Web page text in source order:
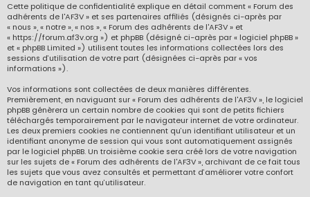
Cette politique de confidentialité explique en détail comment « Forum des
adhérents de l'AF3V » et ses partenaires affiliés (désignés ci-après par
« nous », « notre », « nos », « Forum des adhérents de l'AF3V » et
« https://forum.af3v.org ») et phpBB (désigné ci-après par « logiciel phpBB »
et « phpBB Limited ») utilisent toutes les informations collectées lors des
sessions d’utilisation de votre part (désignées ci-après par « vos
informations »).
Vos informations sont collectées de deux manières différentes.
Premièrement, en naviguant sur « Forum des adhérents de l'AF3V », le logiciel
phpBB génèrera un certain nombre de cookies qui sont de petits fichiers
téléchargés temporairement par le navigateur internet de votre ordinateur.
Les deux premiers cookies ne contiennent qu’un identifiant utilisateur et un
identifiant anonyme de session qui vous sont automatiquement assignés
par le logiciel phpBB. Un troisième cookie sera créé lors de votre navigation
sur les sujets de « Forum des adhérents de l'AF3V », archivant de ce fait tous
les sujets que vous avez consultés et permettant d’améliorer votre confort
de navigation en tant qu’utilisateur.